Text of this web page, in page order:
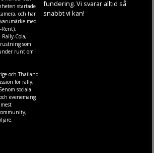
startade
och har
med
Rent),
Rally-Cola,
som
runt om i
och Thailand
för rally,
sociala
evenemang
fundering. Vi svarar alltid så
snabbt vi kan!